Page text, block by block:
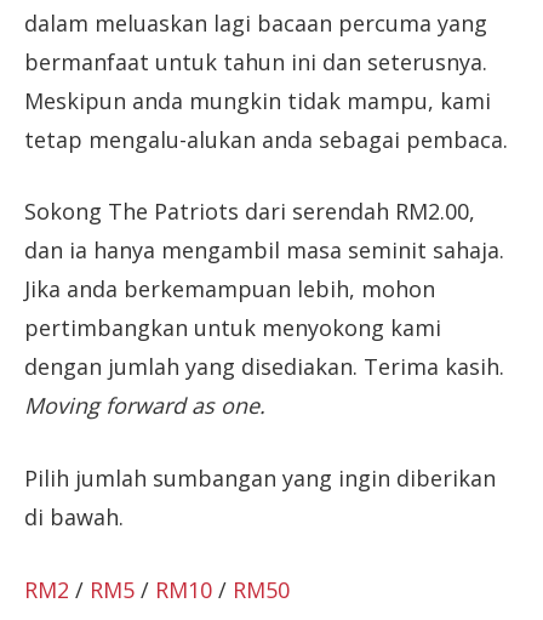
dalam meluaskan lagi bacaan percuma yang
bermanfaat untuk tahun ini dan seterusnya.
Meskipun anda mungkin tidak mampu, kami
tetap mengalu-alukan anda sebagai pembaca.
Sokong The Patriots dari serendah RM2.00,
dan ia hanya mengambil masa seminit sahaja.
Jika anda berkemampuan lebih, mohon
pertimbangkan untuk menyokong kami
dengan jumlah yang disediakan. Terima kasih.
Moving forward as one.
Pilih jumlah sumbangan yang ingin diberikan
di bawah.
RM2 / RM5 / RM10 / RM50